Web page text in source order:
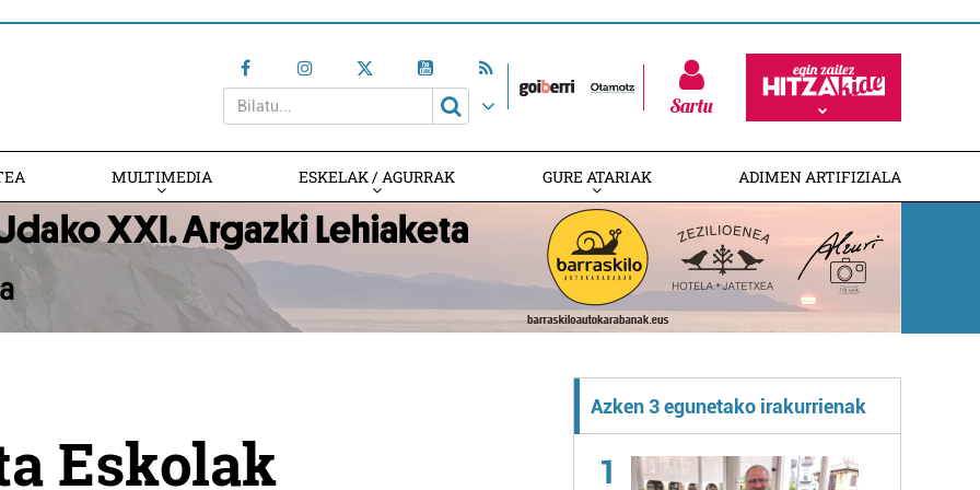
Sartu
MULTIMEDIA ESKELAK / AGURRAK GURE ATARIAK ADIMEN ARTIFIZIALA
Eskolak
Azken 3 egunetako irakurrienak
1